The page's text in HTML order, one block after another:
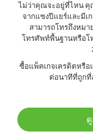
ไม่ว่าคุณจะอยู่ที่ไหน คุ
จากแซงปีแยร์และมีเ
สามารถโทรถึงหม
โทรศัพท์พื้นฐานหรือโ
ซื้อแพ็คเกจเครดิตหรือ
ต่อนาทีที่ถูก